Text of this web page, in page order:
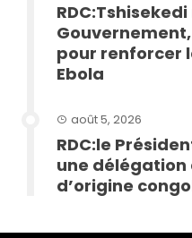
Gouvernement,
pour renforcer
Ebola
août 5, 2026
RDC:le
une délégation
d’origine